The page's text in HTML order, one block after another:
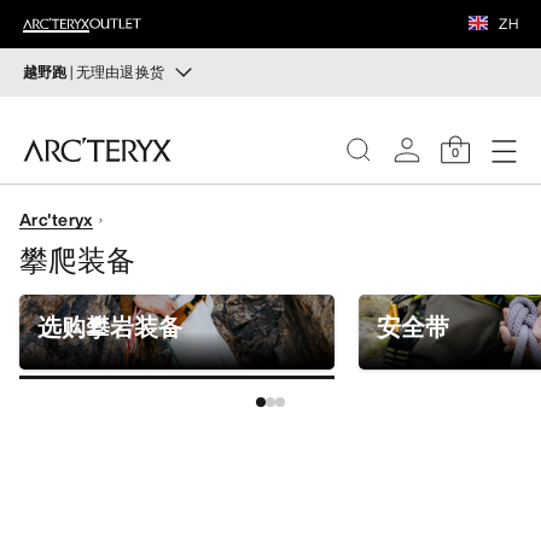
ZH
越野跑| 无理由退换货
打造全套越野跑装备
无理由退换货
改变主意了？ 30天内购买的符合条件的商品可退换货。
开始免费退货。
0
女士
男士
鞋履
装备
VEILANCE
发现
Arc'teryx
攀爬装备
选购攀岩装备 安全带